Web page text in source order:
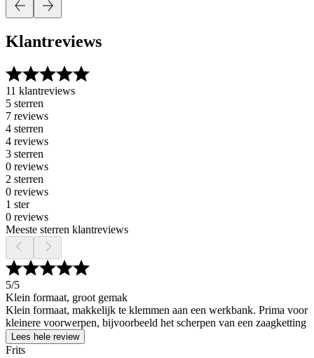
Klantreviews
11 klantreviews
5 sterren
7 reviews
4 sterren
4 reviews
3 sterren
0 reviews
2 sterren
0 reviews
1 ster
0 reviews
Meeste sterren klantreviews
5/5
Klein formaat, groot gemak
Klein formaat, makkelijk te klemmen aan een werkbank. Prima voor
kleinere voorwerpen, bijvoorbeeld het scherpen van een zaagketting
Lees hele review
Frits